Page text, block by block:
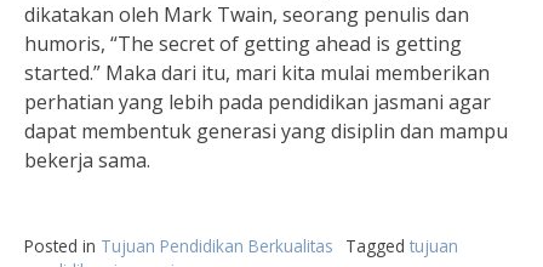
dikatakan oleh Mark Twain, seorang penulis dan
humoris, “The secret of getting ahead is getting
started.” Maka dari itu, mari kita mulai memberikan
perhatian yang lebih pada pendidikan jasmani agar
dapat membentuk generasi yang disiplin dan mampu
bekerja sama.
Posted in Tujuan Pendidikan Berkualitas Tagged tujuan